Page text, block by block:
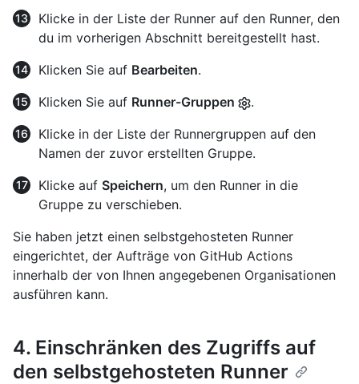
Klicke in der Liste der Runner auf den Runner, den
du im vorherigen Abschnitt bereitgestellt hast.
Klicken Sie auf Bearbeiten.
Klicken Sie auf Runner-Gruppen
.
Klicke in der Liste der Runnergruppen auf den
Namen der zuvor erstellten Gruppe.
Klicke auf Speichern, um den Runner in die
Gruppe zu verschieben.
Sie haben jetzt einen selbstgehosteten Runner
eingerichtet, der Aufträge von GitHub Actions
innerhalb der von Ihnen angegebenen Organisationen
ausführen kann.
4. Einschränken des Zugriffs auf
den selbstgehosteten Runner